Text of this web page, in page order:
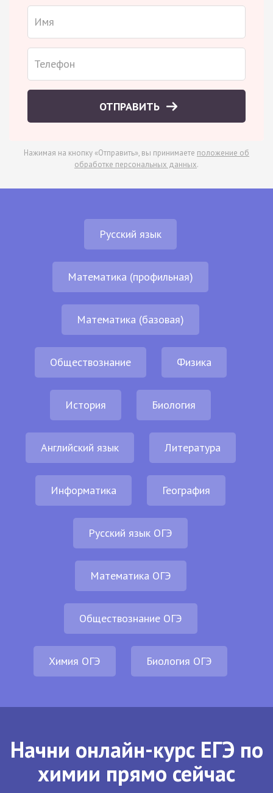
ОТПРАВИТЬ
Нажимая на кнопку «Отправить», вы принимаете положение об
обработке персональных данных.
Русский язык
Математика (профильная)
Математика (базовая)
Обществознание Физика
История Биология
Английский язык Литература
Информатика География
Русский язык ОГЭ
Математика ОГЭ
Обществознание ОГЭ
Химия ОГЭ Биология ОГЭ
Начни онлайн-курс ЕГЭ по
химии прямо сейчас